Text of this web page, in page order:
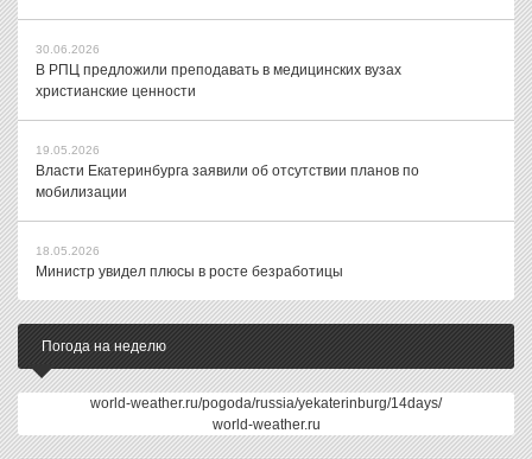
30.06.2026
В РПЦ предложили преподавать в медицинских вузах
христианские ценности
19.05.2026
Власти Екатеринбурга заявили об отсутствии планов по
мобилизации
18.05.2026
Министр увидел плюсы в росте безработицы
Погода на неделю
world-weather.ru/pogoda/russia/yekaterinburg/14days/
world-weather.ru